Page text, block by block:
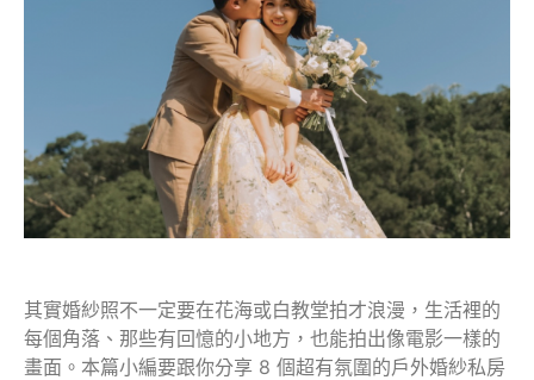
其實婚紗照不一定要在花海或白教堂拍才浪漫，生活裡的
每個角落、那些有回憶的小地方，也能拍出像電影一樣的
畫面。本篇小編要跟你分享 8 個超有氛圍的戶外婚紗私房